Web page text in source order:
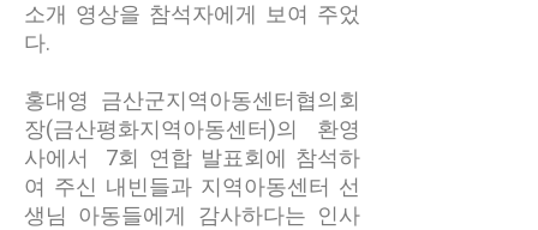
소개 영상을 참석자에게 보여 주었
다.
홍대영 금산군지역아동센터협의회
장(금산평화지역아동센터)의 환영
사에서 7회 연합 발표회에 참석하
여 주신 내빈들과 지역아동센터 선
생님 아동들에게 감사하다는 인사